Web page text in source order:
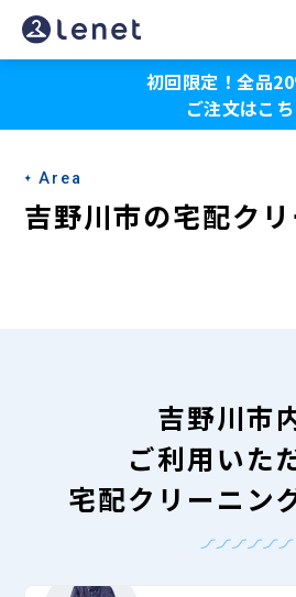
吉
野
市
の
宅
初回限定！全品
ご注文はこ
Area
吉野川市の宅配ク
吉野川市
ご利用いた
宅配クリーニン